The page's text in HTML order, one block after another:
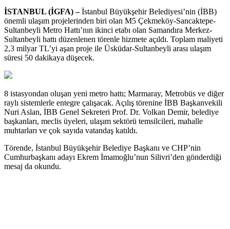
İSTANBUL (İGFA) –İstanbul Büyükşehir Belediyesi’nin (İBB)
önemli ulaşım projelerinden biri olan M5 Çekmeköy-Sancaktepe-
Sultanbeyli Metro Hattı’nın ikinci etabı olan Samandıra Merkez-
Sultanbeyli hattı düzenlenen törenle hizmete açıldı. Toplam maliyeti
2,3 milyar TL’yi aşan proje ile Üsküdar-Sultanbeyli arası ulaşım
süresi 50 dakikaya düşecek.
8 istasyondan oluşan yeni metro hattı; Marmaray, Metrobüs ve diğer
raylı sistemlerle entegre çalışacak. Açılış törenine İBB Başkanvekili
Nuri Aslan, İBB Genel Sekreteri Prof. Dr. Volkan Demir, belediye
başkanları, meclis üyeleri, ulaşım sektörü temsilcileri, mahalle
muhtarları ve çok sayıda vatandaş katıldı.
Törende, İstanbul Büyükşehir Belediye Başkanı ve CHP’nin
Cumhurbaşkanı adayı Ekrem İmamoğlu’nun Silivri’den gönderdiği
mesaj da okundu.